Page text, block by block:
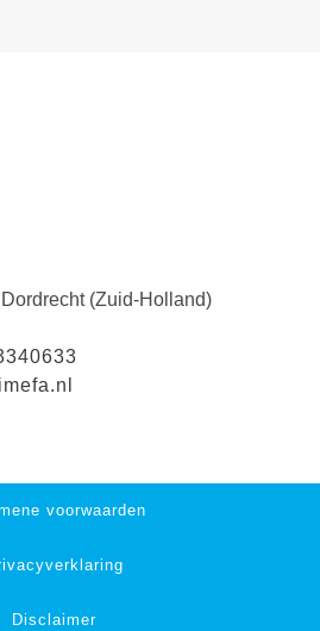
(Zuid-Holland)
voorwaarden
Disclaimer